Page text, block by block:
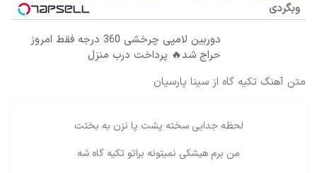
وبگردی
دوربین لامپی چرخشی 360 درجه فقط امروز
حراج شد🔥 پرداخت درب منزل
متن آهنگ تکیه گاه از سینا پارسیان
لحظه جدایی سخته پشت پا نزن به بختت
من برم هیشکی نمیتونه براتو تکیه گاه شه